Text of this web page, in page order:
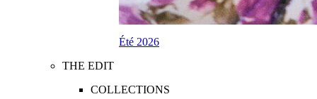
Été 2026
THE EDIT
COLLECTIONS